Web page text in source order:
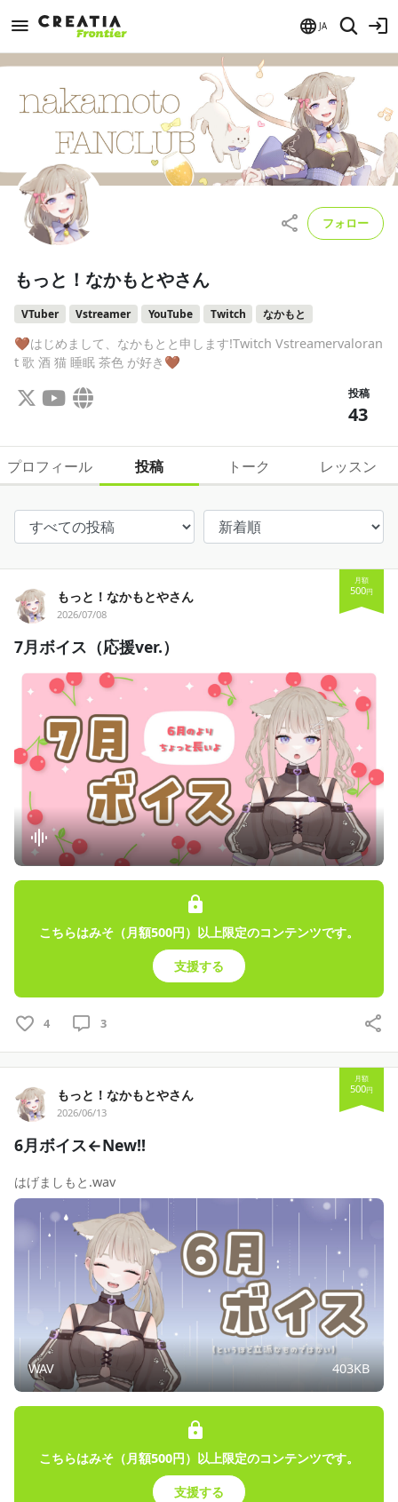
JA
もっと！なかもとやさん
VTuber Vstreamer YouTube Twitch なかもと
🤎はじめまして、なかもとと申します!Twitch Vstreamervaloran
t 歌 酒 猫 睡眠 茶色 が好き🤎
投稿
43
フォロー
プロフィール 投稿 トーク レッスン
もっと！なかもとやさん
2026/07/08
月額
500円
7月ボイス（応援ver.）
こちらはみそ（月額500円）以上限定のコンテンツです。
支援する
4 3
もっと！なかもとやさん
2026/06/13
月額
500円
6月ボイス←New!!
はげましもと.wav
WAV 403KB
こちらはみそ（月額500円）以上限定のコンテンツです。
支援する